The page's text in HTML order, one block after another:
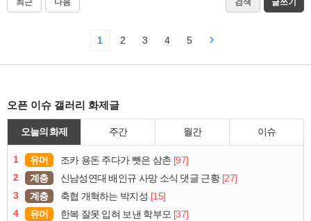
최근 다음 검색 글쓰기
1 2 3 4 5
오픈 이슈 갤러리 화제글
오늘의 화제 주간 월간 이슈
1 유머 조카 용돈 주다가 뺏은 삼촌 [97]
2
계층 신남성연대 배인규 사망 소식 댓글 근황 [27]
3
계층 축협 개혁하는 박지성 [15]
4
유머 한복 잘못 입혀 보낸 학부모 [37]